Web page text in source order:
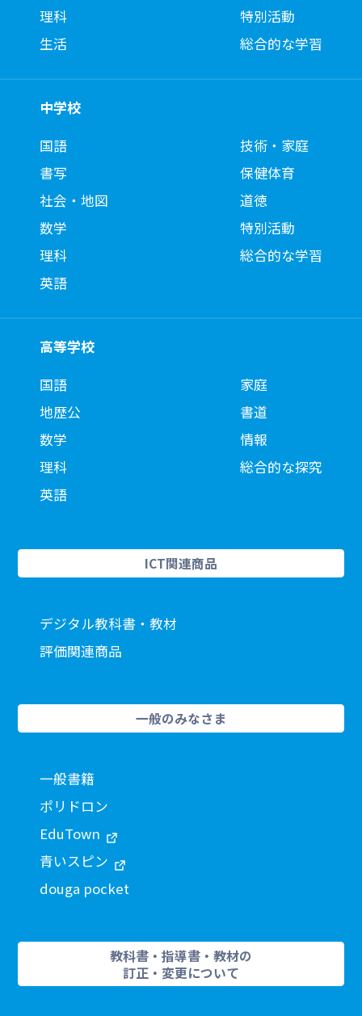
理科
生活
特別活動
総合的な学習
中学校
国語
書写
社会・地図
数学
理科
英語
技術・家庭
保健体育
道徳
特別活動
総合的な学習
高等学校
国語
地歴公
数学
理科
英語
家庭
書道
情報
総合的な探究
ICT関連商品
デジタル教科書・教材
評価関連商品
一般のみなさま
一般書籍
ポリドロン
EduTown
青いスピン
douga pocket
教科書・指導書・教材の
訂正・変更について